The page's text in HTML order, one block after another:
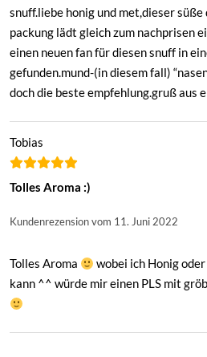
snuff.liebe honig und met,dieser
packung lädt gleich zum nachprisen
einen neuen fan für diesen snuff in
gefunden.mund-(in diesem fall)
doch die beste empfehlung.gruß aus
Tobias
Tolles Aroma :)
Kundenrezension vom 11. Juni 2022
Tolles Aroma
wobei ich Honig
kann ^^ würde mir einen PLS mit